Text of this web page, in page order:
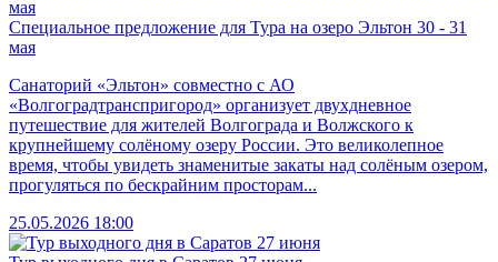
Специальное предложение для Тура на озеро Эльтон 30 - 31
мая
Санаторий «Эльтон» совместно с АО
«Волгоградтранспригород» организует двухдневное
путешествие для жителей Волгограда и Волжского к
крупнейшему солёному озеру России. Это великолепное
время, чтобы увидеть знаменитые закаты над солёным озером,
прогуляться по бескрайним просторам...
25.05.2026 18:00